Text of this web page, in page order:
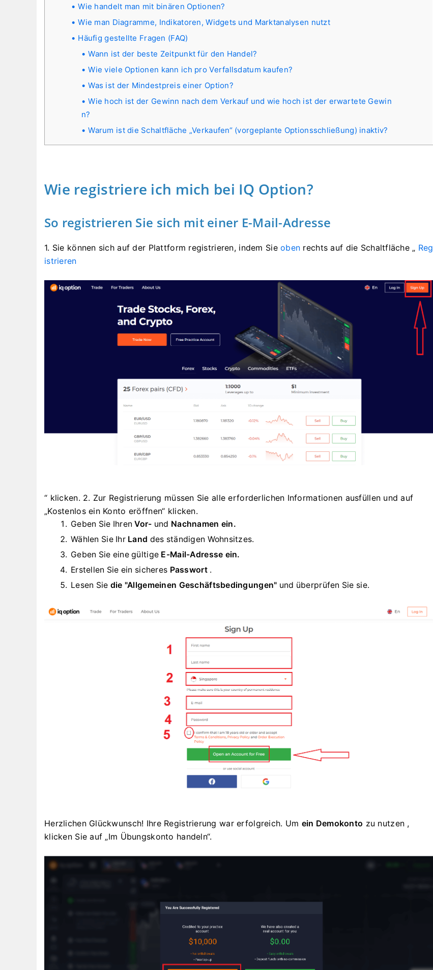
Wie handelt man mit binären Optionen?
Wie man Diagramme, Indikatoren, Widgets und Marktanalysen nutzt
Häufig gestellte Fragen (FAQ)
Wann ist der beste Zeitpunkt für den Handel?
Wie viele Optionen kann ich pro Verfallsdatum kaufen?
Was ist der Mindestpreis einer Option?
Wie hoch ist der Gewinn nach dem Verkauf und wie hoch ist der erwartete Gewin
n?
Warum ist die Schaltfläche „Verkaufen“ (vorgeplante Optionsschließung) inaktiv?
Wie registriere ich mich bei IQ Option?
So registrieren Sie sich mit einer E-Mail-Adresse
1. Sie können sich auf der Plattform registrieren, indem Sieoben rechts auf die Schaltfläche „ Reg
istrieren
“ klicken. 2. Zur Registrierung müssen Sie alle erforderlichen Informationen ausfüllen und auf
„Kostenlos ein Konto eröffnen“ klicken.
Geben Sie IhrenVor- und Nachnamen ein.
Wählen Sie Ihr Land des ständigen Wohnsitzes.
Geben Sie eine gültige E-Mail-Adresse ein.
Erstellen Sie ein sicheres Passwort.
Lesen Sie die "Allgemeinen Geschäftsbedingungen" und überprüfen Sie sie.
Herzlichen Glückwunsch! Ihre Registrierung war erfolgreich. Um ein Demokonto zu nutzen ,
klicken Sie auf „Im Übungskonto handeln“.